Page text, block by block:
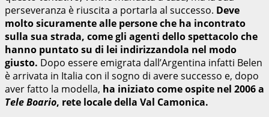
perseveranza è riuscita a portarla al successo. Deve
molto sicuramente alle persone che ha incontrato
sulla sua strada, come gli agenti dello spettacolo che
hanno puntato su di lei indirizzandola nel modo
giusto. Dopo essere emigrata dall’Argentina infatti Belen
è arrivata in Italia con il sogno di avere successo e, dopo
aver fatto la modella, ha iniziato come ospite nel 2006 a
Tele Boario, rete locale della Val Camonica.